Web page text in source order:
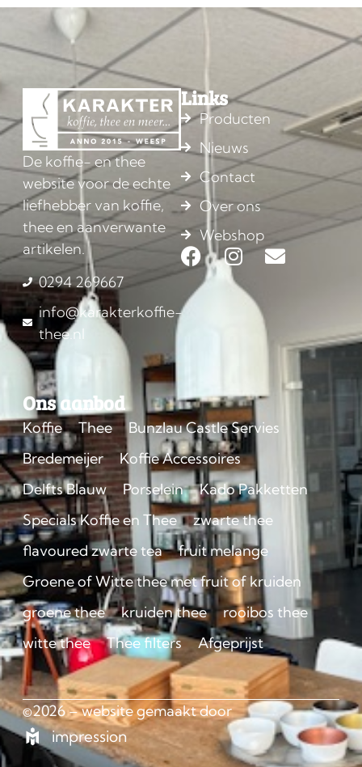
De koffie- en thee
website voor de echte
liefhebber van koffie,
thee en aanverwante
artikelen.
0294 269667
info@karakterkoffie-
thee.nl
Links
Producten
Nieuws
Contact
Over ons
Webshop
Ons aanbod
Koffie Thee
Bunzlau Castle Servies
Bredemeijer
Koffie Accessoires
Delfts Blauw
Porselein
Kado Pakketten
Specials Koffie en Thee
zwarte thee
flavoured zwarte tea
fruit melange
Groene of Witte thee met fruit of kruiden
groene thee
kruiden thee
rooibos thee
witte thee
Thee filters Afgeprijst
©2026 – website gemaakt door
impression